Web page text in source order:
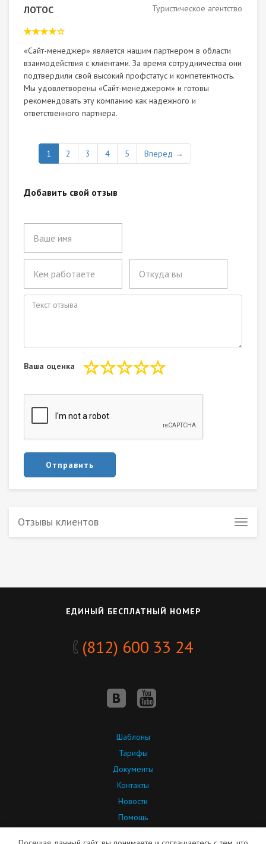
ЛОТОС Туристическое агентство
«Сайт-менеджер» является нашим партнером в области
взаимодействия с клиентами. За время сотрудничества они
подтвердили свой высокий профстатус и компетентность.
Мы удовлетворены «Сайт-менеджером» и готовы
рекомендовать эту компанию как надежного и
ответственного партнера.
1 2 3 4 5 Вперед →
Добавить свой отзыв
Ваша оценка
Отправить
Отзывы клиентов
ЕДИНЫЙ БЕСПЛАТНЫЙ НОМЕР
(812) 600 33 24
Шаблоны
Тарифы
Документы
Контакты
Новости
Помощь